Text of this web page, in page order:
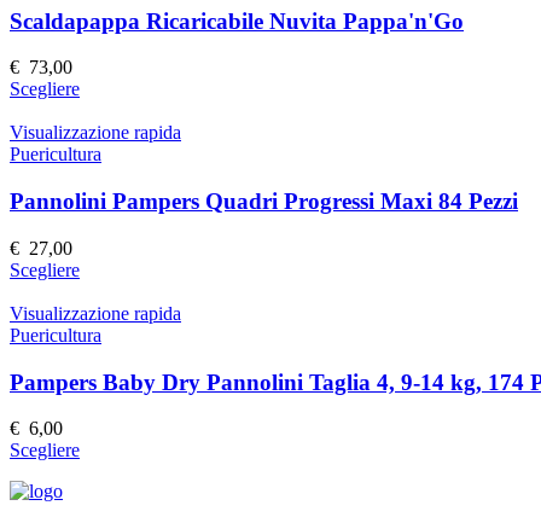
Le
opzioni
scelte
nella
pagina
del
prodotto
Scaldapappa Ricaricabile Nuvita Pappa'n'Go
€ 73,00
ScegliereQuesto
ha
più
Le
opzioni
scelte
nella
pagina
del
prodotto
Visualizzazione rapida
Puericultura
Pannolini Pampers Quadri Progressi Maxi 84 Pezzi
€ 27,00
ScegliereQuesto
ha
più
Le
opzioni
scelte
Visualizzazione rapida
Puericultura
Pampers Baby Dry Pannolini Taglia 4, 9-14 kg, 174
€ 6,00
ScegliereQuesto